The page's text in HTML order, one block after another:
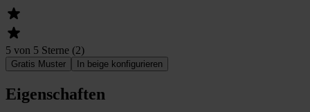
5 von 5 Sterne (2)
Gratis Muster In beige konfigurieren
Eigenschaften